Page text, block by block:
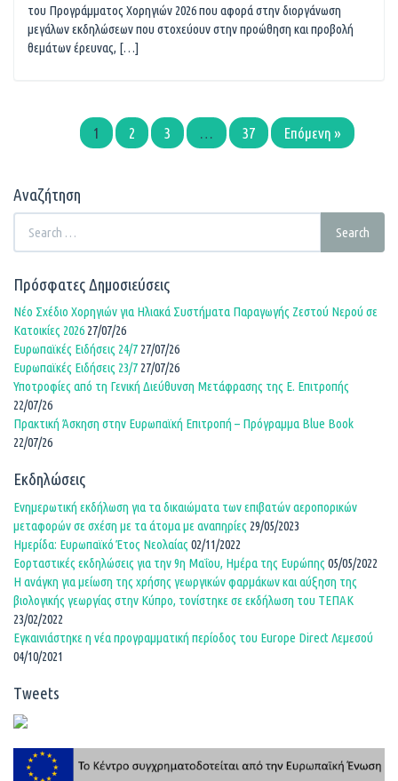
του Προγράμματος Χορηγιών 2026 που αφορά στην διοργάνωση
μεγάλων εκδηλώσεων που στοχεύουν στην προώθηση και προβολή
θεμάτων έρευνας, […]
1 2 3 37 Επόμενη »
Αναζήτηση
Search
Search
Πρόσφατες Δημοσιεύσεις
Νέο Σχέδιο Χορηγιών για Ηλιακά Συστήματα Παραγωγής Ζεστού Νερού σε
Κατοικίες 2026 27/07/26
Ευρωπαϊκές Ειδήσεις 24/7 27/07/26
Ευρωπαϊκές Ειδήσεις 23/7 27/07/26
Υποτροφίες από τη Γενική Διεύθυνση Μετάφρασης της Ε. Επιτροπής
22/07/26
Πρακτική Άσκηση στην Ευρωπαϊκή Επιτροπή – Πρόγραμμα Blue Book
22/07/26
Εκδηλώσεις
Ενημερωτική εκδήλωση για τα δικαιώματα των επιβατών αεροπορικών
μεταφορών σε σχέση με τα άτομα με αναπηρίες 29/05/2023
Ημερίδα: Ευρωπαϊκό Έτος Νεολαίας 02/11/2022
Εορταστικές εκδηλώσεις για την 9η Μαΐου, Ημέρα της Ευρώπης 05/05/2022
Η ανάγκη για μείωση της χρήσης γεωργικών φαρμάκων και αύξηση της
βιολογικής γεωργίας στην Κύπρο, τονίστηκε σε εκδήλωση του ΤΕΠΑΚ
23/02/2022
Εγκαινιάστηκε η νέα προγραμματική περίοδος του Europe Direct Λεμεσού
04/10/2021
Tweets